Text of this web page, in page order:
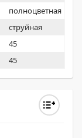
полноцветная
струйная
45
45